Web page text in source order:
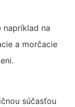
napríklad na
a morčacie
súčasťou